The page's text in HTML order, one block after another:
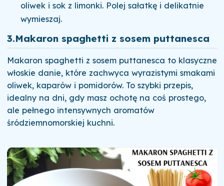
oliwek i sok z limonki. Polej sałatkę i delikatnie
wymieszaj.
3.Makaron spaghetti z sosem puttanesca
Makaron spaghetti z sosem puttanesca to klasyczne
włoskie danie, które zachwyca wyrazistymi smakami
oliwek, kaparów i pomidorów. To szybki przepis,
idealny na dni, gdy masz ochotę na coś prostego,
ale pełnego intensywnych aromatów
śródziemnomorskiej kuchni.